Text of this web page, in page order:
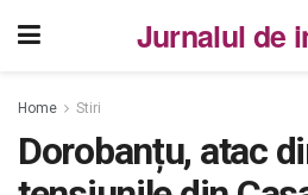
Jurnalul de
Home Stiri
Dorobanțu, atac